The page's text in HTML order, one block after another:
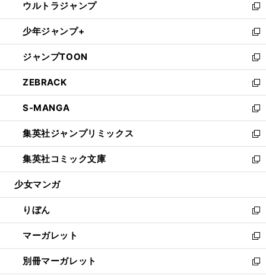
く
で
開
く
ド
ウ
で
開
く
ィ
ン
ド
ウ
で
開
く
い
ウ
ィ
ン
ド
ウ
で
開
く
ウルトラジャンプ
新
し
い
ウ
ィ
ン
ド
ウ
で
開
く
少年ジャンプ+
新
し
い
ウ
ィ
ン
ド
ウ
で
開
く
ジャンプTOON
新
し
い
ウ
ィ
ン
ド
ウ
で
開
ZEBRACK
新
し
い
ウ
ィ
ン
ド
ウ
開
く
S-MANGA
新
し
い
ウ
ィ
ン
ウ
で
開
く
集英社ジャンプリミックス
新
し
い
ウ
ン
ド
ウ
で
開
く
集英社コミック文庫
新
し
ウ
ィ
ン
ド
ウ
で
開
少女マンガ
りぼん
新
し
い
ウ
ィ
マーガレット
新
し
い
別冊マーガレット
新